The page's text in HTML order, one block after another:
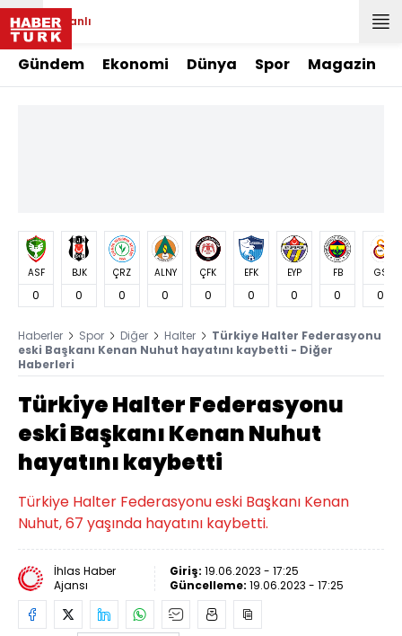
Canlı
Gündem Ekonomi Dünya Spor Magazin
ASF
0
BJK
0
ÇRZ
0
ALNY
0
ÇFK
0
EFK
0
EYP
0
FB
0
GS
0
Haberler Spor Diğer Halter
Türkiye Halter Federasyonu
eski Başkanı Kenan Nuhut hayatını kaybetti - Diğer
Haberleri
Türkiye Halter Federasyonu
eski Başkanı Kenan Nuhut
hayatını kaybetti
Türkiye Halter Federasyonu eski Başkanı Kenan
Nuhut, 67 yaşında hayatını kaybetti.
İhlas Haber
Ajansı
Giriş: 19.06.2023 - 17:25
Güncelleme: 19.06.2023 - 17:25